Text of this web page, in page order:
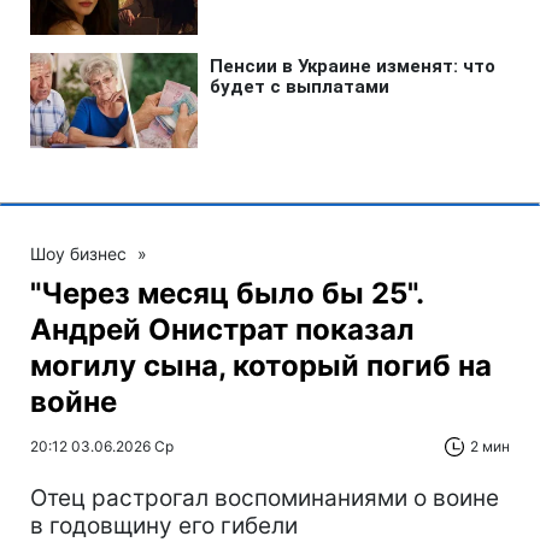
Шоу бизнес »
"Через месяц было бы 25".
Андрей Онистрат показал
могилу сына, который погиб на
войне
20:12 03.06.2026 Ср 2 мин
Отец растрогал воспоминаниями о воине
в годовщину его гибели